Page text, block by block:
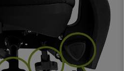
bien au bureau que chez vous.
matériaux de qualité
ont été
unpiétement robuste supportant
la stabilité de l’utilisateur à tout
entissu de qualité, un matériel
durabilité, est disponible en différentes